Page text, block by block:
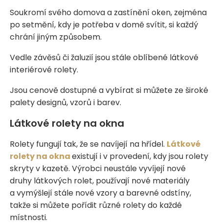
Soukromí svého domova a zastínění oken, zejména
po setmění, kdy je potřeba v domě svítit, si každý
chrání jiným způsobem.
Vedle závěsů či žaluzií jsou stále oblíbené látkové
interiérové rolety.
Jsou cenově dostupné a vybírat si můžete ze široké
palety designů, vzorů i barev.
Látkové rolety na okna
Rolety fungují tak, že se navíjejí na hřídel. Látkové
rolety na oknaexistují i v provedení, kdy jsou rolety
skryty v kazetě. Výrobci neustále vyvíjejí nové
druhy látkových rolet, používají nové materiály
a vymýšlejí stále nové vzory a barevné odstíny,
takže si můžete pořídit různé rolety do každé
místnosti.